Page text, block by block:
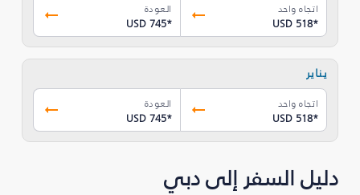
اتجاه واحد
USD 518*
العودة
USD 745*
يناير
اتجاه واحد
USD 518*
العودة
USD 745*
دليل السفر إلى دبي